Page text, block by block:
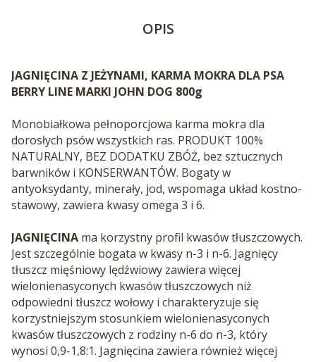
OPIS
JAGNIĘCINA Z JEŻYNAMI, KARMA MOKRA DLA PSA
BERRY LINE MARKI JOHN DOG 800g
Monobiałkowa pełnoporcjowa karma mokra dla
dorosłych psów wszystkich ras. PRODUKT 100%
NATURALNY, BEZ DODATKU ZBÓŻ, bez sztucznych
barwników i KONSERWANTÓW. Bogaty w
antyoksydanty, minerały, jod, wspomaga układ kostno-
stawowy, zawiera kwasy omega 3 i 6.
JAGNIĘCINA ma korzystny profil kwasów tłuszczowych.
Jest szczególnie bogata w kwasy n-3 i n-6. Jagnięcy
tłuszcz mięśniowy lędźwiowy zawiera więcej
wielonienasyconych kwasów tłuszczowych niż
odpowiedni tłuszcz wołowy i charakteryzuje się
korzystniejszym stosunkiem wielonienasyconych
kwasów tłuszczowych z rodziny n-6 do n-3, który
wynosi 0,9-1,8:1. Jagnięcina zawiera również więcej